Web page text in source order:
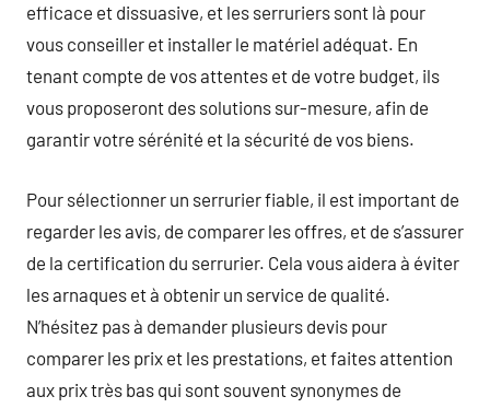
efficace et dissuasive, et les serruriers sont là pour
vous conseiller et installer le matériel adéquat. En
tenant compte de vos attentes et de votre budget, ils
vous proposeront des solutions sur-mesure, afin de
garantir votre sérénité et la sécurité de vos biens.
Pour sélectionner un serrurier fiable, il est important de
regarder les avis, de comparer les offres, et de s’assurer
de la certification du serrurier. Cela vous aidera à éviter
les arnaques et à obtenir un service de qualité.
N’hésitez pas à demander plusieurs devis pour
comparer les prix et les prestations, et faites attention
aux prix très bas qui sont souvent synonymes de